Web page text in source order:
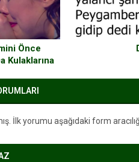
Önce
Kulaklarına
İlk yorumu aşağıdaki form